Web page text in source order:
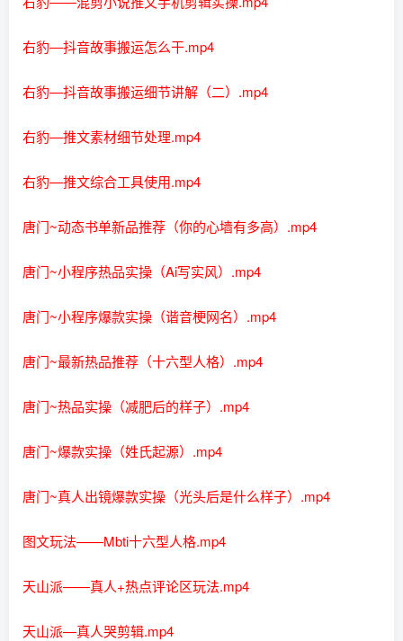
右豹—抖音故事搬运怎么干.mp4
右豹—抖音故事搬运细节讲解（二）.mp4
右豹—推文素材细节处理.mp4
右豹—推文综合工具使用.mp4
唐门~动态书单新品推荐（你的心墙有多高）.mp4
唐门~小程序热品实操（Ai写实风）.mp4
唐门~小程序爆款实操（谐音梗网名）.mp4
唐门~最新热品推荐（十六型人格）.mp4
唐门~热品实操（减肥后的样子）.mp4
唐门~爆款实操（姓氏起源）.mp4
唐门~真人出镜爆款实操（光头后是什么样子）.mp4
图文玩法——Mbti十六型人格.mp4
天山派——真人+热点评论区玩法.mp4
天山派—真人哭剪辑.mp4